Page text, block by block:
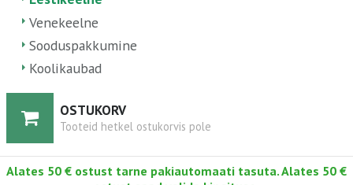
Venekeelne
Sooduspakkumine
Koolikaubad
OSTUKORV
Tooteid hetkel ostukorvis pole
Alates 50 € ostust tarne pakiautomaati tasuta. Alates 50 €